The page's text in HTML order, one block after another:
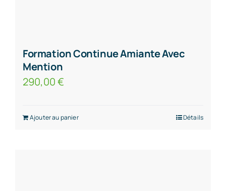
Formation Continue Amiante Avec
Mention
290,00€
Ajouter au panier Détails